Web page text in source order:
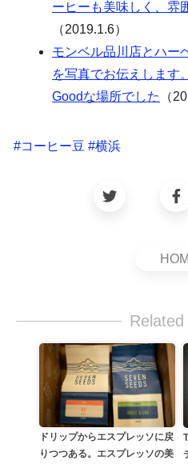
ーヒーも美味しく、雰
（2019.1.6）
モンベル品川店とハー
を写真でお伝えします
Goodな場所でした
（
#コーヒー豆 #横浜
ドリップからエスプレッソに戻
りつつある。エスプレッソの美